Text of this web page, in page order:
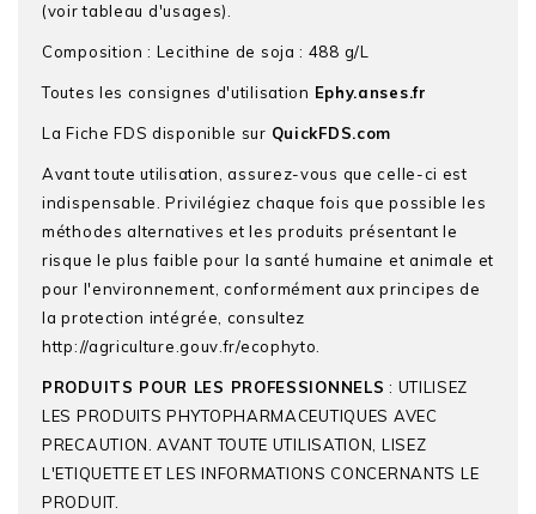
(voir tableau d'usages).
Composition : Lecithine de soja : 488 g/L
Toutes les consignes d'utilisation Ephy.anses.fr
La Fiche FDS disponible sur QuickFDS.com
Avant toute utilisation, assurez-vous que celle-ci est
indispensable. Privilégiez chaque fois que possible les
méthodes alternatives et les produits présentant le
risque le plus faible pour la santé humaine et animale et
pour l'environnement, conformément aux principes de
la protection intégrée, consultez
http://agriculture.gouv.fr/ecophyto.
PRODUITS POUR LES PROFESSIONNELS : UTILISEZ
LES PRODUITS PHYTOPHARMACEUTIQUES AVEC
PRECAUTION. AVANT TOUTE UTILISATION, LISEZ
L'ETIQUETTE ET LES INFORMATIONS CONCERNANTS LE
PRODUIT.